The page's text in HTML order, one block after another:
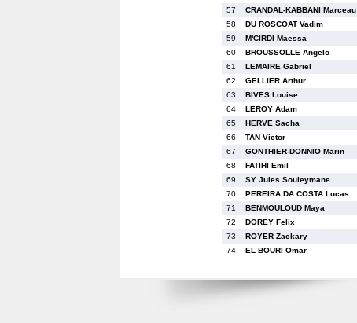
57
CRANDAL-KABBANI Marceau
58
DU ROSCOAT Vadim
59
M'CIRDI Maessa
60
BROUSSOLLE Angelo
61
LEMAIRE Gabriel
62
GELLIER Arthur
63
BIVES Louise
64
LEROY Adam
65
HERVE Sacha
66
TAN Victor
67
GONTHIER-DONNIO Marin
68
FATIHI Emil
69
SY Jules Souleymane
70
PEREIRA DA COSTA Lucas
71
BENMOULOUD Maya
72
DOREY Felix
73
ROYER Zackary
74
EL BOURI Omar